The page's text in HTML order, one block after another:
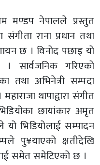
मण्डप नेपालले प्रस्तुत
राना प्रधान तथा
छ । विनोद पछाइ यो
सार्वजनिक गरिएको
तथा अभिनेत्री सम्पदा
थापाद्वारा संगीत
छायांकार अमृत
भिडियोलाई सम्पादन
पु¥याएको क्षतीदेखि
समेत समेटिएको छ ।